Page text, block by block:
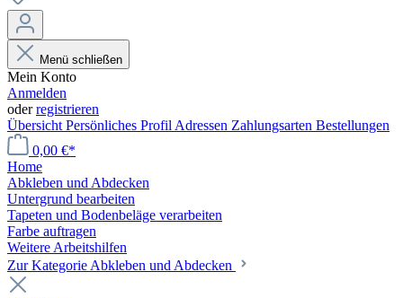
Menü schließen
Mein Konto
Anmelden
oderregistrieren
Übersicht Persönliches Profil Adressen Zahlungsarten Bestellungen
0,00 €*
Home
Abkleben und Abdecken
Untergrund bearbeiten
Tapeten und Bodenbeläge verarbeiten
Farbe auftragen
Weitere Arbeitshilfen
Zur Kategorie Abkleben und Abdecken